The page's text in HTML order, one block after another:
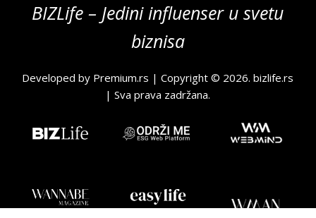
BIZLife – Jedini influenser u svetu
biznisa
Developed by Premium.rs | Copyright © 2026.bizlife.rs
| Sva prava zadržana.